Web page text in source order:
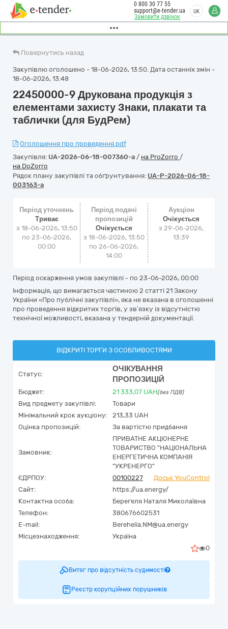
Замовити дзвінок
0 800 30 77 55
support@e-tender.ua
UK
Повернутись назад
Закупівлю оголошено - 18-06-2026, 13:50. Дата останніх змін -
18-06-2026, 13:48
22450000-9 Друкована продукція з
елементами захисту Знаки, плакати та
таблички (для БудРем)
Оголошення про проведення.pdf
Закупівля: UA-2026-06-18-007360-a / на ProZorro /
на DoZorro
Рядок плану закупівлі та обґрунтування: UA-P-2026-06-18-
003163-a
Період уточнень
Триває
з 18-06-2026, 13:50
по 23-06-2026,
00:00
Період подачі
пропозицій
Очікується
з 18-06-2026, 13:50
по 26-06-2026,
14:00
Аукціон
Очікується
з29-06-2026,
13:39
Період оскарження умов закупівлі - по 23-06-2026, 00:00
Інформація, що вимагається частиною 2 статті 21 Закону
України «Про публічні закупівлі», яка не вказана в оголошенні
про проведення відкритих торгів, у зв’язку із відсутністю
технічної можливості, вказана у тендерній документації.
ВІДКРИТІ ТОРГИ З ОСОБЛИВОСТЯМИ
Статус:
ОЧІКУВАННЯ
ПРОПОЗИЦІЙ
Бюджет: 21 333,07 UAH(без ПДВ)
Вид предмету закупівлі:
Товари
Мінімальний крок аукціону:
213,33 UAH
Оцінка пропозицій:
За вартістю придбання
Замовник:
ПРИВАТНЕ АКЦІОНЕРНЕ
ТОВАРИСТВО "НАЦІОНАЛЬНА
ЕНЕРГЕТИЧНА КОМПАНІЯ
"УКРЕНЕРГО"
ЄДРПОУ:
00100227
Досьє YouControl
Сайт:
https://ua.energy/
Контактна особа:
Берегеля Наталя Миколаївна
Телефон:
380676602531
E-mail:
Berehelia.NM@ua.energy
Місцезнаходження:
Україна
0
Витяг про відсутність судимості
Реєстр корупційних порушників